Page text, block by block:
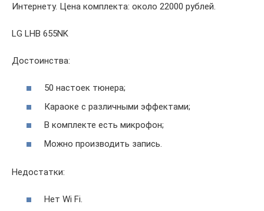
Интернету. Цена комплекта: около 22000 рублей.
LG LHB 655NK
Достоинства:
50 настоек тюнера;
Караоке с различными эффектами;
В комплекте есть микрофон;
Можно производить запись.
Недостатки:
Нет Wi Fi.